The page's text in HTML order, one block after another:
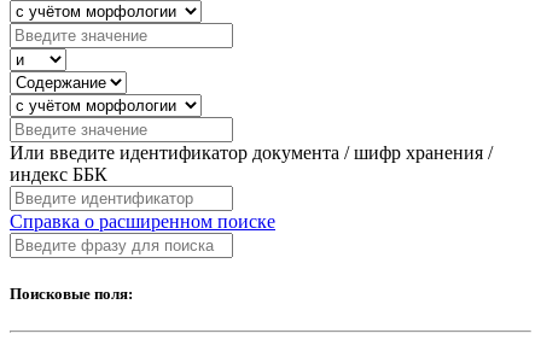
Или введите идентификатор документа / шифр хранения /
индекс ББК
Справка о расширенном поиске
Поисковые поля: